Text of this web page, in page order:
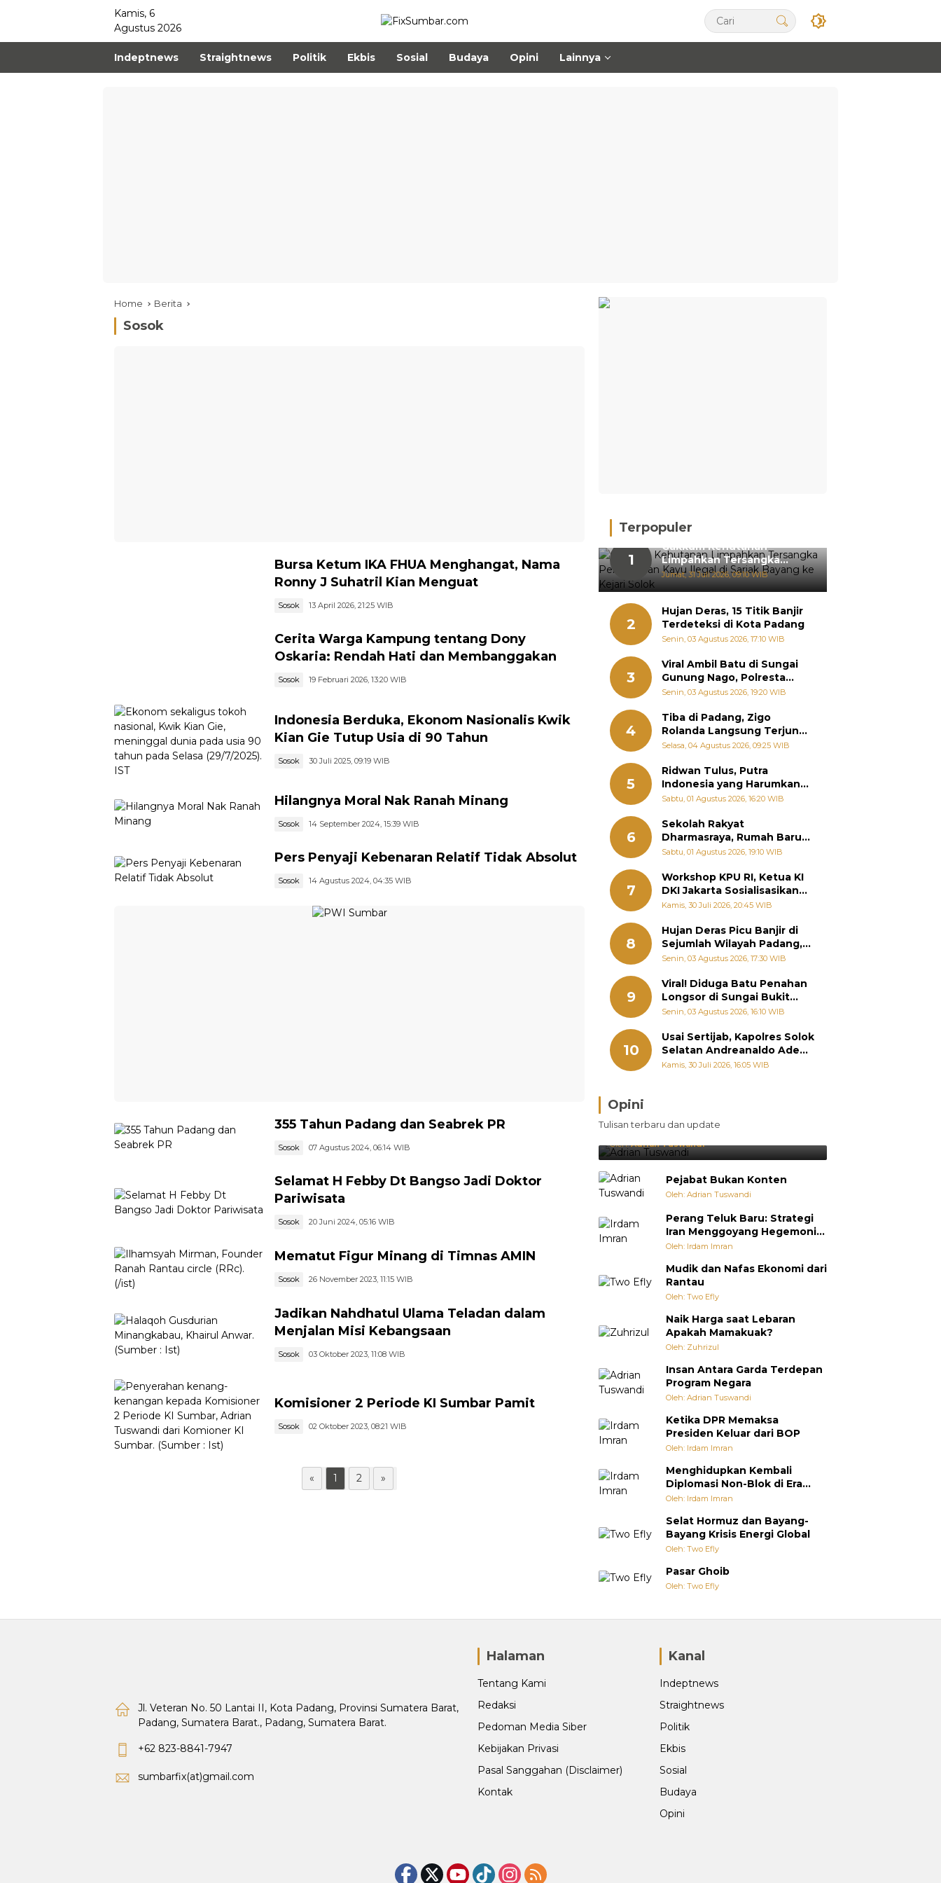
Kamis, 6
Agustus 2026
Indeptnews Straightnews Politik Ekbis Sosial Budaya Opini Lainnya
Home Berita
Sosok
Bursa Ketum IKA FHUA Menghangat, Nama
Ronny J Suhatril Kian Menguat
Sosok 13 April 2026, 21:25 WIB
Cerita Warga Kampung tentang Dony
Oskaria: Rendah Hati dan Membanggakan
Sosok 19 Februari 2026, 13:20 WIB
Indonesia Berduka, Ekonom Nasionalis Kwik
Kian Gie Tutup Usia di 90 Tahun
Sosok 30 Juli 2025, 09:19 WIB
Hilangnya Moral Nak Ranah Minang
Sosok 14 September 2024, 15:39 WIB
Pers Penyaji Kebenaran Relatif Tidak Absolut
Sosok 14 Agustus 2024, 04:35 WIB
355 Tahun Padang dan Seabrek PR
Sosok 07 Agustus 2024, 06:14 WIB
Selamat H Febby Dt Bangso Jadi Doktor
Pariwisata
Sosok 20 Juni 2024, 05:16 WIB
Mematut Figur Minang di Timnas AMIN
Sosok 26 November 2023, 11:15 WIB
Jadikan Nahdhatul Ulama Teladan dalam
Menjalan Misi Kebangsaan
Sosok 03 Oktober 2023, 11:08 WIB
Komisioner 2 Periode KI Sumbar Pamit
Sosok 02 Oktober 2023, 08:21 WIB
« 1 2 »
Terpopuler
1
Gakkum Kehutanan
Limpahkan Tersangka
Pemanenan Kayu Ilegal di
Sariak Bayang ke Kejari
Jumat, 31 Juli 2026, 09:10 WIB
2
Hujan Deras, 15 Titik Banjir
Terdeteksi di Kota Padang
Senin, 03 Agustus 2026, 17:10 WIB
3
Viral Ambil Batu di Sungai
Gunung Nago, Polresta
Padang Ungkap Fakta
Senin, 03 Agustus 2026, 19:20 WIB
4
Tiba di Padang, Zigo
Rolanda Langsung Terjun
Bantu Warga Terdampak
Selasa, 04 Agustus 2026, 09:25 WIB
5
Ridwan Tulus, Putra
Indonesia yang Harumkan
Nama Bangsa hingga
Jepang
Sabtu, 01 Agustus 2026, 16:20 WIB
6
Sekolah Rakyat
Dharmasraya, Rumah Baru
268 Anak Menggapai Mimpi
Kemiskinan
Sabtu, 01 Agustus 2026, 19:10 WIB
7
Workshop KPU RI, Ketua KI
DKI Jakarta Sosialisasikan
Hukum Acara Penyelesaian
Kamis, 30 Juli 2026, 20:45 WIB
8
Hujan Deras Picu Banjir di
Sejumlah Wilayah Padang,
Fadly Amran Perintahkan
Senin, 03 Agustus 2026, 17:30 WIB
9
Viral! Diduga Batu Penahan
Longsor di Sungai Bukit
Nago Padang Diambil, Warga
Senin, 03 Agustus 2026, 16:10 WIB
10
Usai Sertijab, Kapolres Solok
Selatan Andreanaldo Ademi
Kumpulkan Ninik Mamak
Kamis, 30 Juli 2026, 16:05 WIB
Opini
Tulisan terbaru dan update
Brasil Lebih Diunggulkan, tetapi
Jepang Selalu Punya Cara Membuat
Kejutan
Oleh:Adrian Tuswandi
Pejabat Bukan Konten
Oleh: Adrian Tuswandi
Perang Teluk Baru: Strategi
Iran Menggoyang Hegemoni
AS dari Dalam
Oleh: Irdam Imran
Mudik dan Nafas Ekonomi dari
Rantau
Oleh: Two Efly
Naik Harga saat Lebaran
Apakah Mamakuak?
Oleh: Zuhrizul
Insan Antara Garda Terdepan
Program Negara
Oleh: Adrian Tuswandi
Ketika DPR Memaksa
Presiden Keluar dari BOP
Oleh: Irdam Imran
Menghidupkan Kembali
Diplomasi Non-Blok di Era
Multipolar
Oleh: Irdam Imran
Selat Hormuz dan Bayang-
Bayang Krisis Energi Global
Oleh: Two Efly
Pasar Ghoib
Oleh: Two Efly
Jl. Veteran No. 50 Lantai II, Kota Padang, Provinsi Sumatera Barat,
Padang, Sumatera Barat., Padang, Sumatera Barat.
+62 823-8841-7947
sumbarfix(at)gmail.com
Halaman
Tentang Kami
Redaksi
Pedoman Media Siber
Kebijakan Privasi
Pasal Sanggahan (Disclaimer)
Kontak
Kanal
Indeptnews
Straightnews
Politik
Ekbis
Sosial
Budaya
Opini